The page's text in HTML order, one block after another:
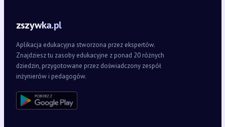
zszywka.pl
Aplikacja edukacyjna stworzona przez ekspertów.
Znajdziesz tu zasoby edukacyjne z ponad 20 różnych
dziedzin, przygotowane przez doświadczony zespół
inżynierów i pedagogów.